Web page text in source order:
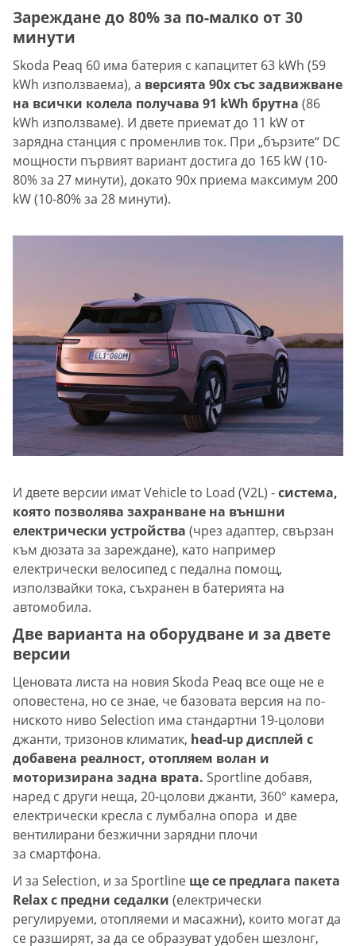
Зареждане до 80% за по-малко от 30
минути
Skoda Peaq 60 има батерия с капацитет 63 kWh (59
kWh използваема), а версията 90х със задвижване
на всички колела получава 91 kWh брутна (86
kWh използваме). И двете приемат до 11 kW от
зарядна станция с променлив ток. При „бързите“ DC
мощности първият вариант достига до 165 kW (10-
80% за 27 минути), докато 90x приема максимум 200
kW (10-80% за 28 минути).
И двете версии имат Vehicle to Load (V2L) -система,
която позволява захранване на външни
електрически устройства (чрез адаптер, свързан
към дюзата за зареждане), като например
електрически велосипед с педална помощ,
използвайки тока, съхранен в батерията на
автомобила.
Две варианта на оборудване и за двете
версии
Ценовата листа на новия Skoda Peaq все още не е
оповестена, но се знае, че базовата версия на по-
ниското ниво Selection има стандартни 19-цолови
джанти, тризонов климатик, head-up дисплей с
добавена реалност, отопляем волан и
моторизирана задна врата. Sportline добавя,
наред с други неща, 20-цолови джанти, 360° камера,
електрически кресла с лумбална опора и две
вентилирани безжични зарядни плочи
за смартфона.
И за Selection, и за Sportline ще се предлага пакета
Relax с предни седалки (електрически
регулируеми, отопляеми и масажни), които могат да
се разширят, за да се образуват удобен шезлонг,